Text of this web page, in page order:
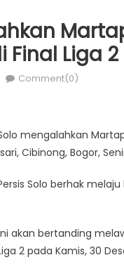
Final Liga 2
Comment(0)
mengalahkan
Cibinong, Bogor,
Solo berhak
akan bertanding
2 pada Kamis, 30